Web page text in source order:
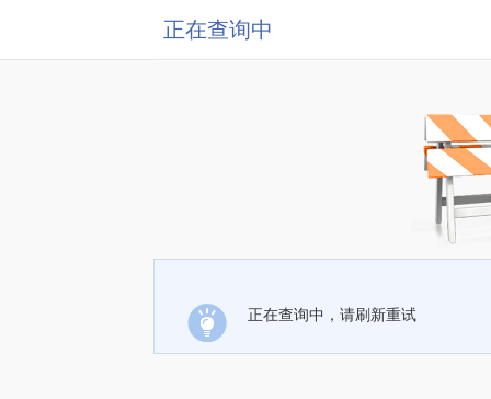
正在查询中
正在查询中，请刷新重试